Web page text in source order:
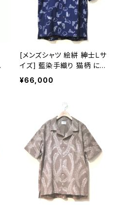
[メンズシャツ 絵絣 紳士Ｌサ
イズ] 藍染手織り 猫柄 にゃ
んこパレード 久留米絣使用
池田絣工房 開襟シャツ 半
¥66,000